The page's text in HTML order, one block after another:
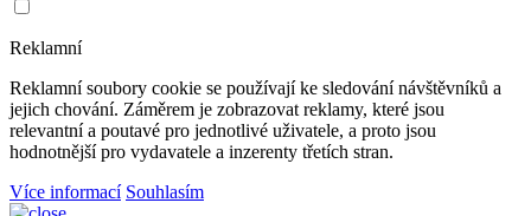
Reklamní
Reklamní soubory cookie se používají ke sledování návštěvníků a
jejich chování. Záměrem je zobrazovat reklamy, které jsou
relevantní a poutavé pro jednotlivé uživatele, a proto jsou
hodnotnější pro vydavatele a inzerenty třetích stran.
Více informací Souhlasím